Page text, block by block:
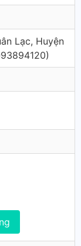
Lạc, Huyện